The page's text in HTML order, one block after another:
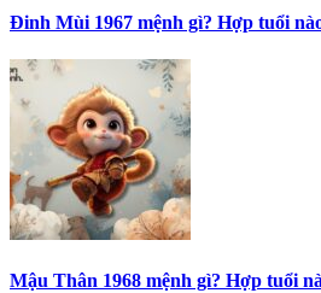
Đinh Mùi 1967 mệnh gì? Hợp tuổi
Mậu Thân 1968 mệnh gì? Hợp tuổi